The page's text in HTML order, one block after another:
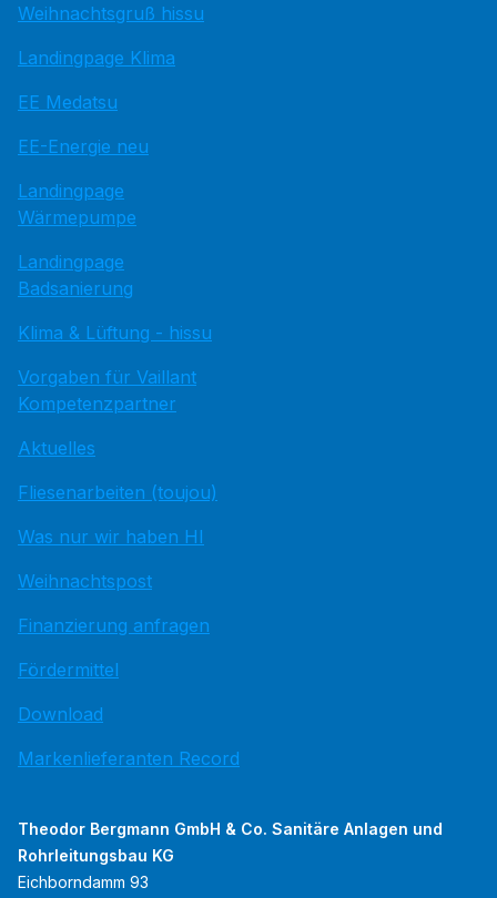
Weihnachtsgruß hissu
Landingpage Klima
EE Medatsu
EE-Energie neu
Landingpage
Wärmepumpe
Landingpage
Badsanierung
Klima & Lüftung - hissu
Vorgaben für Vaillant
Kompetenzpartner
Aktuelles
Fliesenarbeiten (toujou)
Was nur wir haben HI
Weihnachtspost
Finanzierung anfragen
Fördermittel
Download
Markenlieferanten Record
Theodor Bergmann GmbH & Co. Sanitäre Anlagen und
Rohrleitungsbau KG
Eichborndamm 93